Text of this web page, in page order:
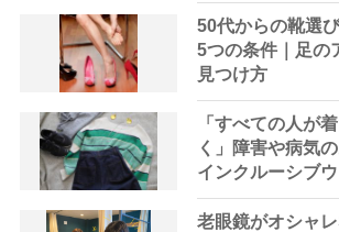
50代からの靴選
5つの条件｜足の
見つけ方
「すべての人が
く」障害や病気
インクルーシブ
が開始
老眼鏡がオシャ